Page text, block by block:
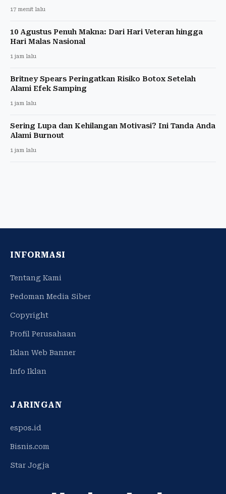
17 menit lalu
10 Agustus Penuh Makna: Dari Hari Veteran hingga
Hari Malas Nasional
1 jam lalu
Britney Spears Peringatkan Risiko Botox Setelah
Alami Efek Samping
1 jam lalu
Sering Lupa dan Kehilangan Motivasi? Ini Tanda Anda
Alami Burnout
1 jam lalu
INFORMASI
Tentang Kami
Pedoman Media Siber
Copyright
Profil Perusahaan
Iklan Web Banner
Info Iklan
JARINGAN
espos.id
Bisnis.com
Star Jogja